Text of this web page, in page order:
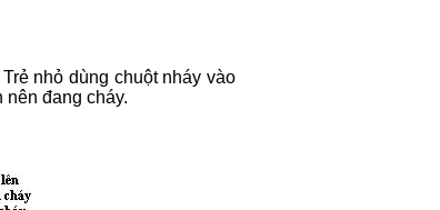
nhỏ dùng chuột nháy vào
nên đang cháy.